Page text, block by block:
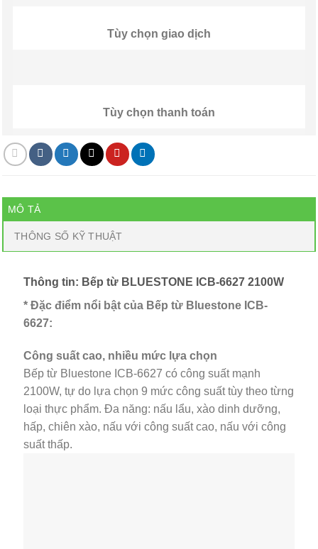
Tùy chọn giao dịch
Tùy chọn thanh toán
MÔ TẢ
THÔNG SỐ KỸ THUẬT
Thông tin: Bếp từ BLUESTONE ICB-6627 2100W
* Đặc điểm nổi bật của Bếp từ Bluestone ICB-
6627:
Công suất cao, nhiều mức lựa chọn
Bếp từ Bluestone ICB-6627 có công suất mạnh
2100W, tự do lựa chọn 9 mức công suất tùy theo từng
loại thực phẩm. Đa năng: nấu lẩu, xào dinh dưỡng,
hấp, chiên xào, nấu với công suất cao, nấu với công
suất thấp.